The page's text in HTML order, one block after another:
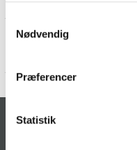
Samtykkevalg
Nødvendig
Præferencer
Statistik
Beschreibung
KONTAKT